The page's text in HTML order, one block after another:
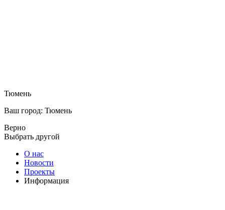
Тюмень
Ваш город: Тюмень
Верно
Выбрать другой
О нас
Новости
Проекты
Информация